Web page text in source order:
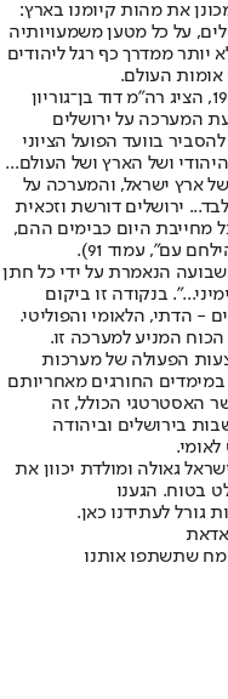
את מהות קיומנו בארץ:
על כל מטען משמעויותיה
יותר ממדרך כף רגל ליהודים
אומות העולם.
בעיצומה של מלחמת העצמאות, באפריל 1948, הציג רה"מ דוד בן־גוריון
המערכה על ירושלים
בוועד הפועל הציוני
ושל הארץ ושל העולם...
ארץ ישראל, והמערכה על
ירושלים דורשת וזכאית
מחייבת היום כבימים ההם,
עם", עמוד 91).
הנאמרת על ידי כל חתן
בנקודה זו ביקום
- הדתי, הלאומי והפוליטי.
הכוח המניע למערכה זו.
הפעולה של מערכות
החורגים מאחריותם
האסטרטגי הכולל, זה
בירושלים וביהודה
גאולה ומולדת יכוון את
בטוח. הגענו
גורל לעתידנו כאן.
שתשתפו אותנו